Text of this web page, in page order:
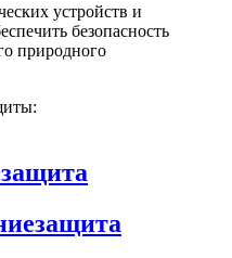
устройств и
безопасность
природного